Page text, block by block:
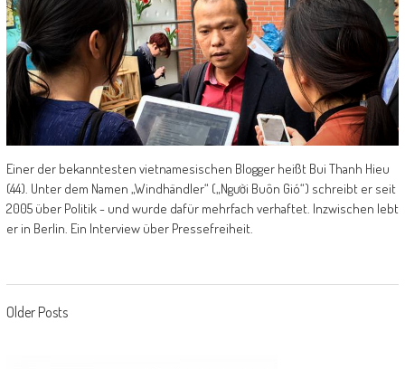
Einer der bekanntesten vietnamesischen Blogger heißt Bui Thanh Hieu
(44). Unter dem Namen „Windhändler“ („Người Buôn Gió“) schreibt er seit
2005 über Politik - und wurde dafür mehrfach verhaftet. Inzwischen lebt
er in Berlin. Ein Interview über Pressefreiheit.
Posts navigation
Older Posts